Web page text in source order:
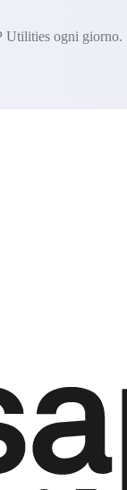
Utilities ogni giorno.